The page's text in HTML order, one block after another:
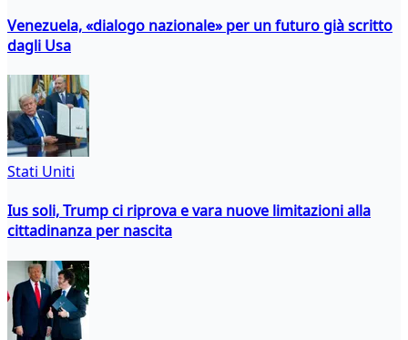
Venezuela, «dialogo nazionale» per un futuro già scritto
dagli Usa
Stati Uniti
Ius soli, Trump ci riprova e vara nuove limitazioni alla
cittadinanza per nascita